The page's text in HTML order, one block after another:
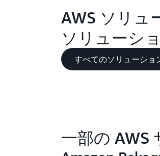
AWS ソリュ
ソリューシ
すべてのソリューショ
一部の AWS